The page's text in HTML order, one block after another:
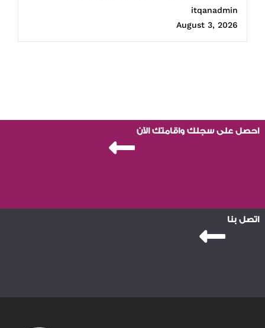
itqanadmin
August 3, 2026
احصل على سجلك واقامتك الآن
اتصل بنا